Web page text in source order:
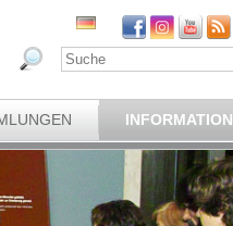
INFORMATION